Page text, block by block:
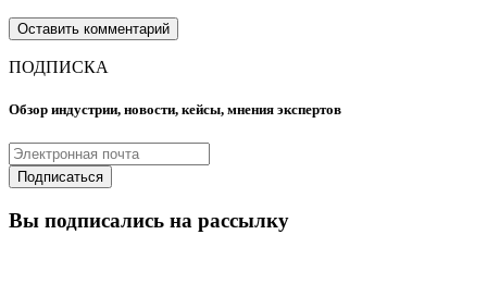
ПОДПИСКА
Обзор индустрии, новости, кейсы, мнения экспертов
Вы подписались на рассылку